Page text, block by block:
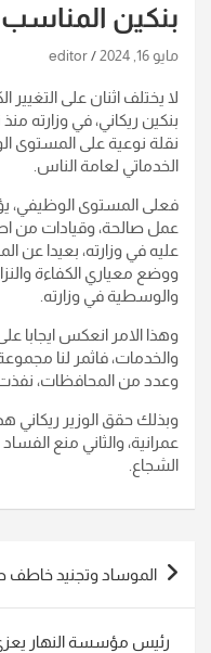
بنكين
مايو 16, 2024 editor
لا يختلف اثنان على التغيير
بنكين ريكاني، في وزارته
نقلة نوعية على المستوى
الخدماتي لعامة الناس.
فعلى المستوى الوظيفي،
عمل صالحة، وقيادات من
عليه في وزارته، بعيدا عن
ووضع معياري الكفاءة
والوسطية في وزارته.
وهذا الامر انعكس ايجابا
والخدمات، فاثمر لنا
وعدد من المحافظات،
وبذلك حقق الوزير ريكاني
عمرانية، والثاني منع
الشجاع.
تصفّح
المقالات
الموساد وتجنيد خاطف طائرة
رئيس مؤسسة النهار